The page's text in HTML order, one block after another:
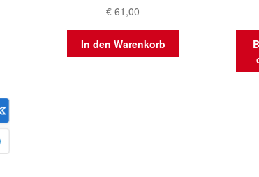
€ 61,00
In den Warenkorb